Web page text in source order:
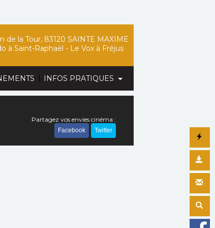
| INFOS PRATIQUES
la Tour, 83120 SAINTE MAXIME
à Saint-Raphaël - Le Vox à Fréjus
Partagez vos envies cinéma :
Facebook Twitter